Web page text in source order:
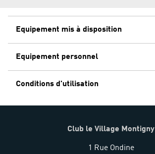
Equipement mis à disposition
Equipement personnel
Conditions d'utilisation
Club le Village Montigny
1 Rue Ondine